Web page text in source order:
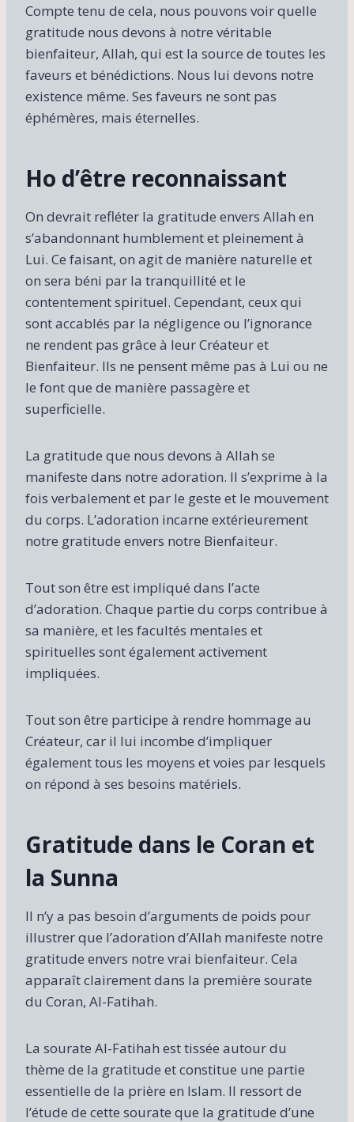
Compte tenu de cela, nous pouvons voir quelle
gratitude nous devons à notre véritable
bienfaiteur, Allah, qui est la source de toutes les
faveurs et bénédictions. Nous lui devons notre
existence même. Ses faveurs ne sont pas
éphémères, mais éternelles.
Ho d’être reconnaissant
On devrait refléter la gratitude envers Allah en
s’abandonnant humblement et pleinement à
Lui. Ce faisant, on agit de manière naturelle et
on sera béni par la tranquillité et le
contentement spirituel. Cependant, ceux qui
sont accablés par la négligence ou l’ignorance
ne rendent pas grâce à leur Créateur et
Bienfaiteur. Ils ne pensent même pas à Lui ou ne
le font que de manière passagère et
superficielle.
La gratitude que nous devons à Allah se
manifeste dans notre adoration. Il s’exprime à la
fois verbalement et par le geste et le mouvement
du corps. L’adoration incarne extérieurement
notre gratitude envers notre Bienfaiteur.
Tout son être est impliqué dans l’acte
d’adoration. Chaque partie du corps contribue à
sa manière, et les facultés mentales et
spirituelles sont également activement
impliquées.
Tout son être participe à rendre hommage au
Créateur, car il lui incombe d’impliquer
également tous les moyens et voies par lesquels
on répond à ses besoins matériels.
Gratitude dans le Coran et
la Sunna
Il n’y a pas besoin d’arguments de poids pour
illustrer que l’adoration d’Allah manifeste notre
gratitude envers notre vrai bienfaiteur. Cela
apparaît clairement dans la première sourate
du Coran, Al-Fatihah.
La sourate Al-Fatihah est tissée autour du
thème de la gratitude et constitue une partie
essentielle de la prière en Islam. Il ressort de
l’étude de cette sourate que la gratitude d’une